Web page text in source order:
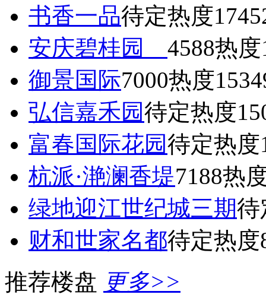
书香一品待定热度
安庆碧桂园 4588热度
御景国际7000热度
弘信嘉禾园待定热度
富春国际花园待定热度
杭派·滟澜香堤7188热
绿地迎江世纪城三期待
财和世家名都待定热度
推荐楼盘 更多>>